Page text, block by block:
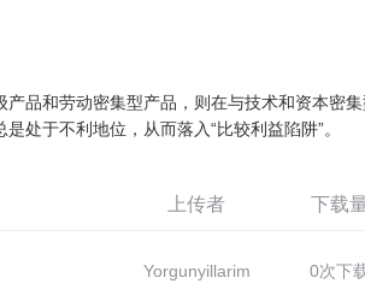
品和劳动密集型产品，则在与技术和资本密
处于不利地位，从而落入“比较利益陷阱”。
上传者 下载
Yorgunyillarim 0次下